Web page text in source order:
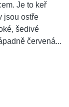
Je to keř
jsou ostře
šedivé
červená...